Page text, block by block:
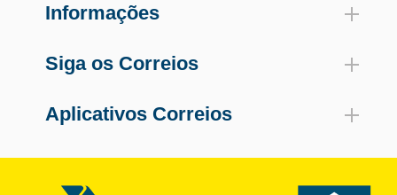
Informações
Siga os Correios
Aplicativos Correios